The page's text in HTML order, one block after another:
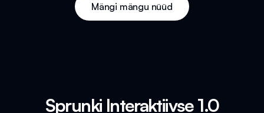
Mängi mängu nüüd
Sprunki Interaktiivse 1.0